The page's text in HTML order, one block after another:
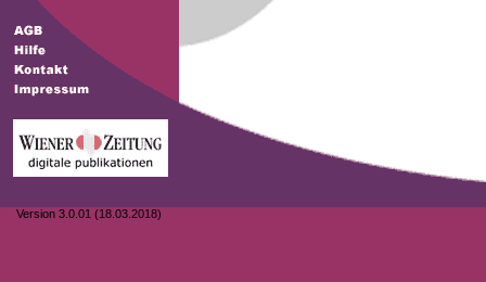
Version 3.0.01 (18.03.2018)